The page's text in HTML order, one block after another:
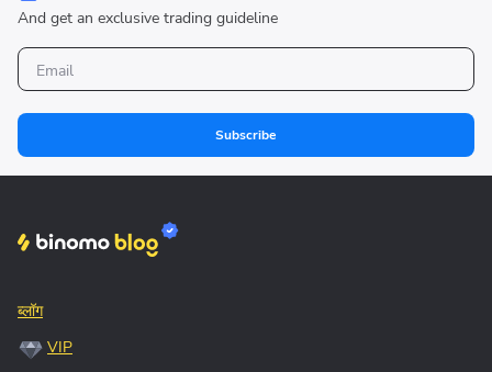
And get an exclusive trading guideline
Subscribe
ब्लॉग
VIP